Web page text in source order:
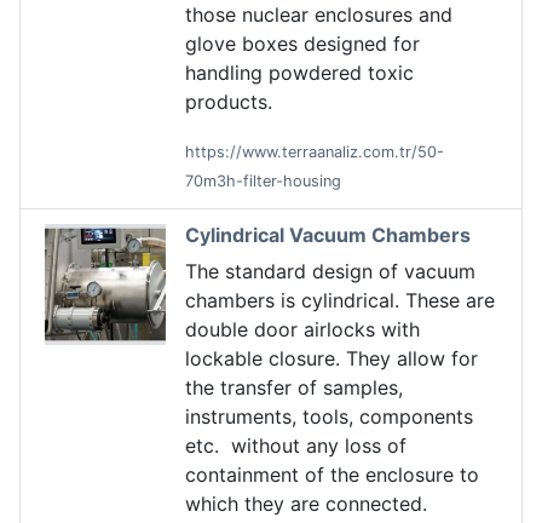
those nuclear enclosures and
glove boxes designed for
handling powdered toxic
products.
https://www.terraanaliz.com.tr/50-
70m3h-filter-housing
Cylindrical Vacuum Chambers
The standard design of vacuum
chambers is cylindrical. These are
double door airlocks with
lockable closure. They allow for
the transfer of samples,
instruments, tools, components
etc. without any loss of
containment of the enclosure to
which they are connected.